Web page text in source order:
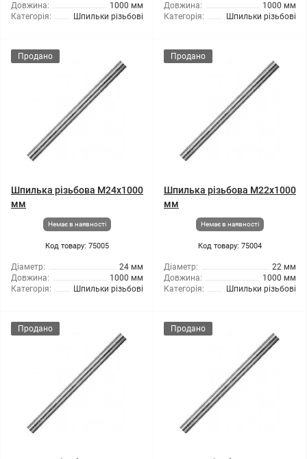
Довжина:
1000 мм
Категорія:
Шпильки різьбові
Довжина:
1000 мм
Категорія:
Шпильки різьбові
Продано
Шпилька різьбова M24x1000
мм
Немає в наявності
Код товару: 75005
Діаметр:
24 мм
Довжина:
1000 мм
Категорія:
Шпильки різьбові
Продано
Шпилька різьбова M22x1000
мм
Немає в наявності
Код товару: 75004
Діаметр:
22 мм
Довжина:
1000 мм
Категорія:
Шпильки різьбові
Продано Продано